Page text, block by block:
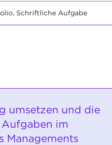
Schriftliche Aufgabe
umsetzen und die
im
Managements